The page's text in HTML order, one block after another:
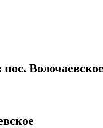
Волочаевское